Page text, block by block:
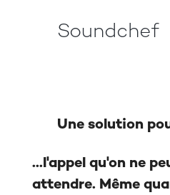
Soundchef
Une solution
...l'appel qu'on ne
attendre. Même